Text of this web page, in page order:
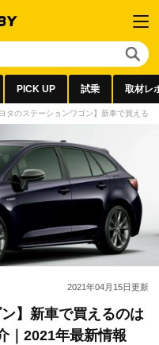
PICK UP 試乗 取材レ
ヨタのステーションワゴン】新車で買える
2021年04月15日更新
】新車で買えるのは
｜2021年最新情報